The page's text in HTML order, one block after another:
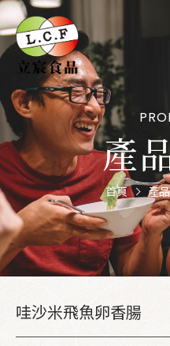
產
首頁 產
哇沙米飛魚卵香腸